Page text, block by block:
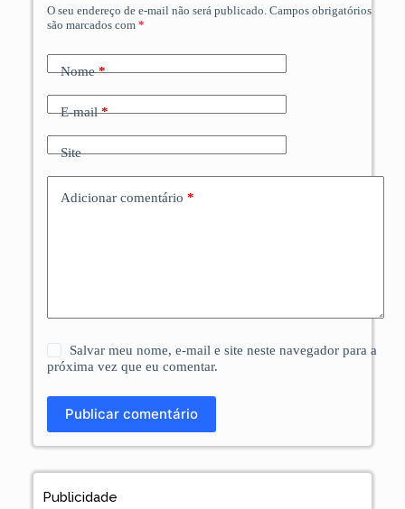
O seu endereço de e-mail não será publicado. Campos obrigatórios
são marcados com *
Nome*
E-mail*
Site
Adicionar comentário *
Salvar meu nome, e-mail e site neste navegador para a
próxima vez que eu comentar.
Publicar comentário
Publicidade